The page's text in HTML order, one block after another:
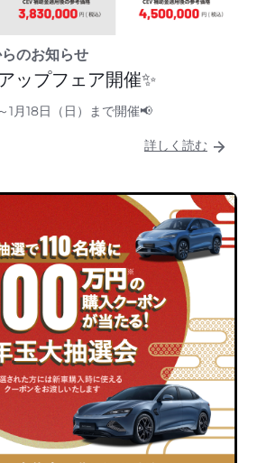
のお知らせ
ップフェア開催✨
1月18日（日）まで開催📢
詳しく読む